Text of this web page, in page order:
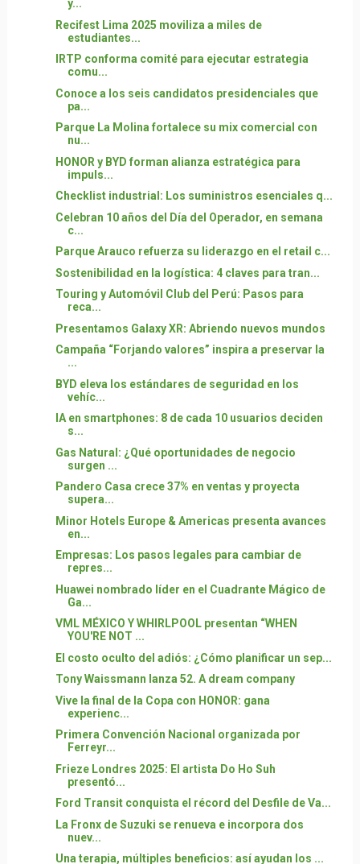
y...
Recifest Lima 2025 moviliza a miles de
estudiantes...
IRTP conforma comité para ejecutar estrategia
comu...
Conoce a los seis candidatos presidenciales que
pa...
Parque La Molina fortalece su mix comercial con
nu...
HONOR y BYD forman alianza estratégica para
impuls...
Checklist industrial: Los suministros esenciales q...
Celebran 10 años del Día del Operador, en semana
c...
Parque Arauco refuerza su liderazgo en el retail c...
Sostenibilidad en la logística: 4 claves para tran...
Touring y Automóvil Club del Perú: Pasos para
reca...
Presentamos Galaxy XR: Abriendo nuevos mundos
Campaña “Forjando valores” inspira a preservar la
...
BYD eleva los estándares de seguridad en los
vehíc...
IA en smartphones: 8 de cada 10 usuarios deciden
s...
Gas Natural: ¿Qué oportunidades de negocio
surgen ...
Pandero Casa crece 37% en ventas y proyecta
supera...
Minor Hotels Europe & Americas presenta avances
en...
Empresas: Los pasos legales para cambiar de
repres...
Huawei nombrado líder en el Cuadrante Mágico de
Ga...
VML MÉXICO Y WHIRLPOOL presentan “WHEN
YOU'RE NOT ...
El costo oculto del adiós: ¿Cómo planificar un sep...
Tony Waissmann lanza 52. A dream company
Vive la final de la Copa con HONOR: gana
experienc...
Primera Convención Nacional organizada por
Ferreyr...
Frieze Londres 2025: El artista Do Ho Suh
presentó...
Ford Transit conquista el récord del Desfile de Va...
La Fronx de Suzuki se renueva e incorpora dos
nuev...
Una terapia, múltiples beneficios: así ayudan los ...